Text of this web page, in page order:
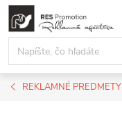
Prejsť
obsah
REKLAMNÉ PREDMETY